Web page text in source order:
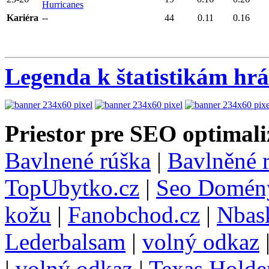
Hurricanes
Kariéra -- 44 0.11 0.16
Legenda k štatistikám
Priestor pre SEO
Bavlnené rúška | Bavlněné
TopUbytko.cz | Seo
kožu | Fanobchod.cz |
Lederbalsam | volný odkaz